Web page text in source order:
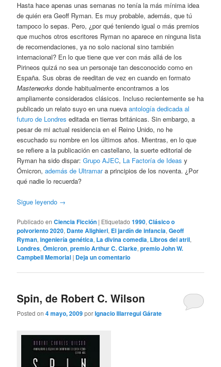
Hasta hace apenas unas semanas no tenía la más mínima idea
de quién era Geoff Ryman. Es muy probable, además, que tú
tampoco lo sepas. Pero, ¿por qué teniendo igual o más premios
que muchos otros escritores Ryman no aparece en ninguna lista
de recomendaciones, ya no solo nacional sino también
internacional? En lo que tiene que ver con más allá de los
Pirineos quizá no sea un personaje tan desconocido como en
España. Sus obras de reeditan de vez en cuando en formato
Masterworks donde habitualmente encontramos a los
ampliamente considerados clásicos. Incluso recientemente se ha
publicado un relato suyo en una nuevaantología dedicada al
futuro de Londres editada en tierras británicas. Sin embargo, a
pesar de mi actual residencia en el Reino Unido, no he
escuchado su nombre en los últimos años. Mientras, en lo que
se refiere a la publicación en castellano, la suerte editorial de
Ryman ha sido dispar:Grupo AJEC, La Factoría de Ideas y
Ómicron,además de Ultramara principios de los noventa. ¿Por
qué nadie lo recuerda?
Sigue leyendo →
Publicado en Ciencia Ficción | Etiquetado 1990,Clásico o
polvoriento 2020, Dante Alighieri, El jardín de infancia,Geoff
Ryman,ingeniería genética, La divina comedia, Libros del atril,
Londres,Ómicron,premio Arthur C. Clarke,premio John W.
Campbell Memorial | Deja un comentario
Spin, de Robert C. Wilson
Posted on4 mayo, 2009porIgnacio Illarregui Gárate